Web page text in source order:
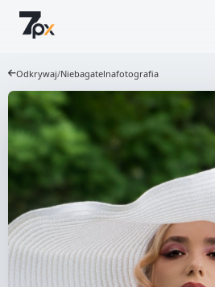
Odkrywaj/Niebagatelnafotografia